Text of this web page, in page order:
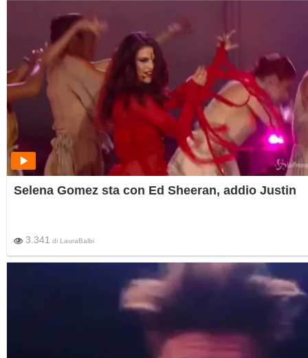
Selena Gomez sta con Ed Sheeran, addio Justin
3.341 di LauraBalbi